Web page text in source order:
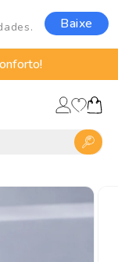
Baixe
Fazer
login
Lista
deCarrinho